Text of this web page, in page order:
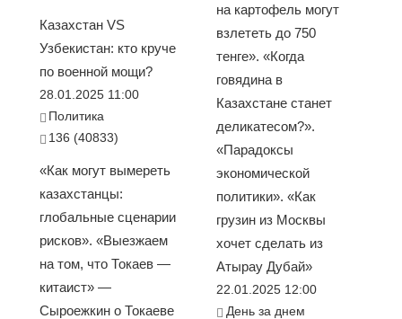
Казахстан VS
Узбекистан: кто круче
по военной мощи?
28.01.2025 11:00
Политика
136 (40833)
«Как могут вымереть
казахстанцы:
глобальные сценарии
рисков». «Выезжаем
на том, что Токаев —
китаист» —
Сыроежкин о Токаеве
на картофель могут
взлететь до 750
тенге». «Когда
говядина в
Казахстане станет
деликатесом?».
«Парадоксы
экономической
политики». «Как
грузин из Москвы
хочет сделать из
Атырау Дубай»
22.01.2025 12:00
День за днем